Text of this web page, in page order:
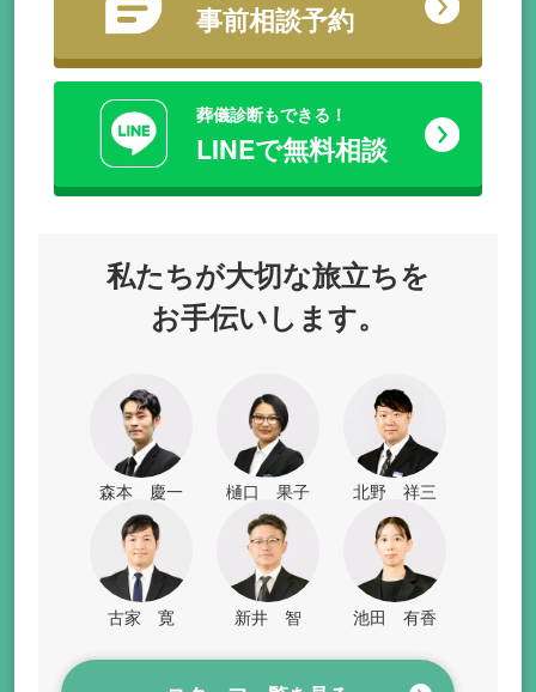
事前相談予約
葬儀診断もできる！
LINEで無料相談
私たちが大切な旅立ちを
お手伝いします。
森本 慶一 樋口 果子 北野 祥三
古家 寛 新井 智 池田 有香